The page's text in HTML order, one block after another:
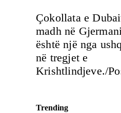
Çokollata e
madh në
është një nga
në tregjet e
Krishtlindjeve./
Trending